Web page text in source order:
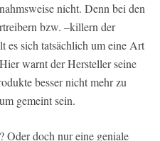
nicht. Denn bei den
bzw. –killern der
es sich tatsächlich um eine Art
warnt der Hersteller seine
besser nicht mehr zu
gemeint sein.
Oder doch nur eine geniale